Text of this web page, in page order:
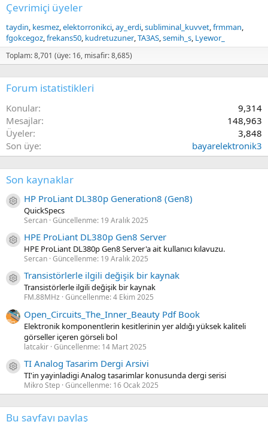
Çevrimiçi üyeler
taydin kesmez elektorronikci ay_erdi subliminal_kuvvet frmman
fgokcegoz frekans50 kudretuzuner TA3AS semih_s Lyewor_
Toplam: 8,701 (üye: 16, misafir: 8,685)
Forum istatistikleri
Konular
9,314
Mesajlar
148,963
Üyeler
3,848
Son üye
bayarelektronik3
Son kaynaklar
Kaynak ikon/amblem
HP ProLiant DL380p Generation8 (Gen8)
QuickSpecs
Sercan Güncellenme: 19 Aralık 2025
Kaynak ikon/amblem
HPE ProLiant DL380p Gen8 Server
HPE ProLiant DL380p Gen8 Server'a ait kullanıcı kılavuzu.
Sercan Güncellenme: 19 Aralık 2025
Kaynak ikon/amblem
Transistörlerle ilgili değişik bir kaynak
Transistörlerle ilgili değişik bir kaynak
FM.88MHz Güncellenme:4 Ekim 2025
Open_Circuits_The_Inner_Beauty Pdf Book
Elektronik komponentlerin kesitlerinin yer aldığı yüksek kaliteli
görseller içeren görseli bol
latcakir Güncellenme: 14 Mart 2025
Kaynak ikon/amblem
TI Analog Tasarim Dergi Arsivi
TI'in yayinladigi Analog tasarimlar konusunda dergi serisi
Mikro Step Güncellenme: 16 Ocak 2025
Bu sayfayı paylaş